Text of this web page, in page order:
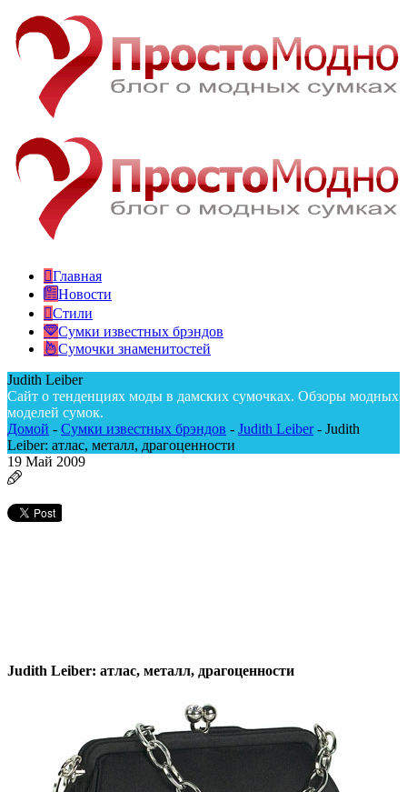
Главная
Новости
Стили
Сумки известных брэндов
Сумочки знаменитостей
Judith Leiber
Сайт о тенденциях моды в дамских сумочках. Обзоры модных
моделей сумок.
Домой - Сумки известных брэндов - Judith Leiber - Judith
Leiber: атлас, металл, драгоценности
19 Май 2009
Judith Leiber: атлас, металл, драгоценности